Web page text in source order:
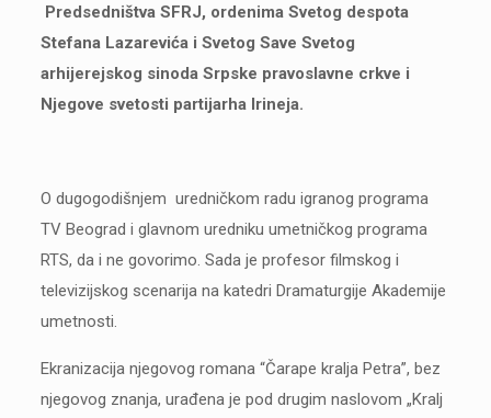
Predsedništva SFRJ, ordenima Svetog despota
Stefana Lazarevića i Svetog Save Svetog
arhijerejskog sinoda Srpske pravoslavne crkve i
Njegove svetosti partijarha Irineja.
O dugogodišnjem uredničkom radu igranog programa
TV Beograd i glavnom uredniku umetničkog programa
RTS, da i ne govorimo. Sada je profesor filmskog i
televizijskog scenarija na katedri Dramaturgije Akademije
umetnosti.
Ekranizacija njegovog romana “Čarape kralja Petra”, bez
njegovog znanja, urađena je pod drugim naslovom „Kralj